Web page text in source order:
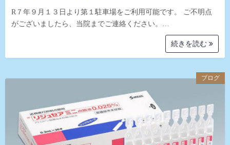
R７年９月１３日より第１駐車場をご利用可能です。 ご不明点
がございましたら、当院までご連絡ください。…
続きを読む
ブログ